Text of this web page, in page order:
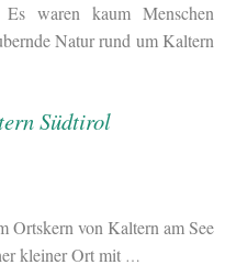
waren kaum Menschen
Natur rund um Kaltern
Ortskern von Kaltern am See
kleiner Ort mit …